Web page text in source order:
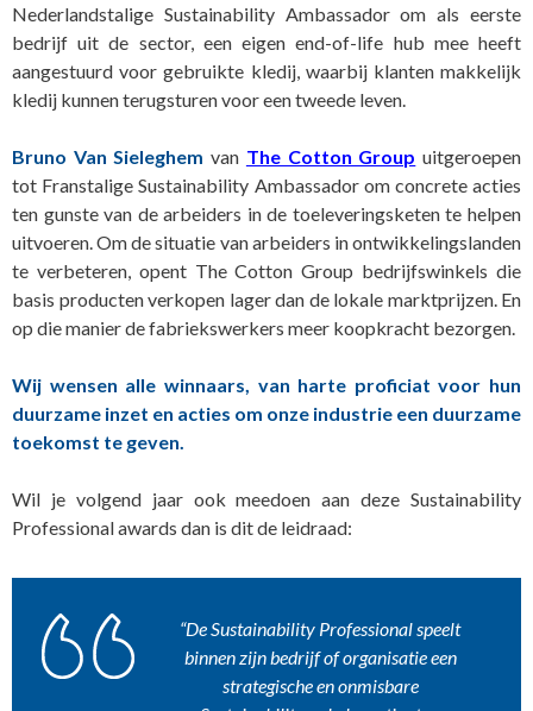
Nederlandstalige Sustainability Ambassador om als eerste
bedrijf uit de sector, een eigen end-of-life hub mee heeft
aangestuurd voor gebruikte kledij, waarbij klanten makkelijk
kledij kunnen terugsturen voor een tweede leven.
Bruno Van Sieleghem van The Cotton Group uitgeroepen
tot Franstalige Sustainability Ambassador om concrete acties
ten gunste van de arbeiders in de toeleveringsketen te helpen
uitvoeren. Om de situatie van arbeiders in ontwikkelingslanden
te verbeteren, opent The Cotton Group bedrijfswinkels die
basis producten verkopen lager dan de lokale marktprijzen. En
op die manier de fabriekswerkers meer koopkracht bezorgen.
Wij wensen alle winnaars, van harte proficiat voor hun
duurzame inzet en acties om onze industrie een duurzame
toekomst te geven.
Wil je volgend jaar ook meedoen aan deze Sustainability
Professional awards dan is dit de leidraad:
“De Sustainability Professional speelt
binnen zijn bedrijf of organisatie een
strategische en onmisbare